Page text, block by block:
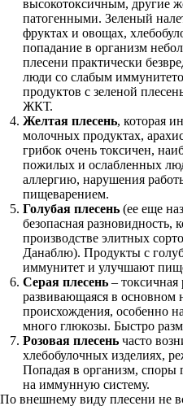
высокотоксичным, другие
патогенными. Зеленый
фруктах и овощах,
попадание в организм
плесени практически
люди со слабым
продуктов с зеленой
ЖКТ.
Желтая плесень, которая
молочных продуктах,
грибок очень токсичен,
пожилых и ослабленных
аллергию, нарушения
пищеварением.
Голубая плесень (ее еще
безопасная разновидность,
производстве элитных
Данаблю). Продукты с
иммунитет и улучшают
Серая плесень – токсичная
развивающаяся в основном
происхождения, особенно
много глюкозы. Быстро
Розовая плесень часто
хлебобулочных изделиях,
Попадая в организм, споры
на иммунную систему.
По внешнему виду плесени не